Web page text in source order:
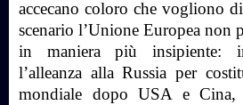
accecano coloro che vogliono
scenario l’Unione Europea non
in maniera più insipiente:
l’alleanza alla Russia per
mondiale dopo USA e